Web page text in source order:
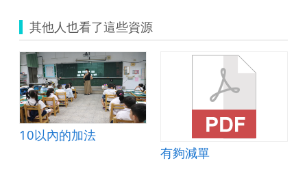
其他人也看了這些資源
10以內的加法
有夠減單